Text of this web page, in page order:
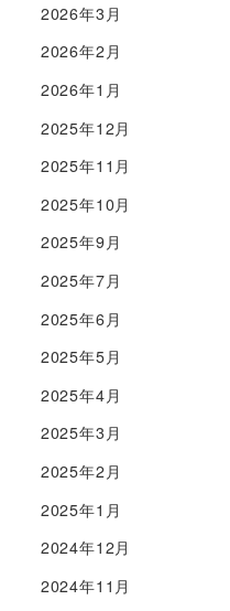
2026年3月
2026年2月
2026年1月
2025年12月
2025年11月
2025年10月
2025年9月
2025年7月
2025年6月
2025年5月
2025年4月
2025年3月
2025年2月
2025年1月
2024年12月
2024年11月